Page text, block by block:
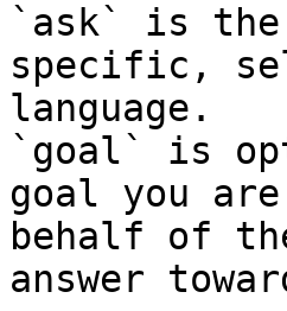
`ask` is the
specific,
language.
`goal` is
goal you
behalf of
answer